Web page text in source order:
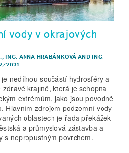
vody v okrajových
, ING. ANNA HRABÁNKOVÁ AND ING.
2021
nedílnou součástí hydrosféry a
zdravé krajině, která je schopna
extrémům, jako jsou povodně
Hlavním zdrojem podzemní vody
oblastech je řada překážek
a průmyslová zástavba a
s nepropustným povrchem.